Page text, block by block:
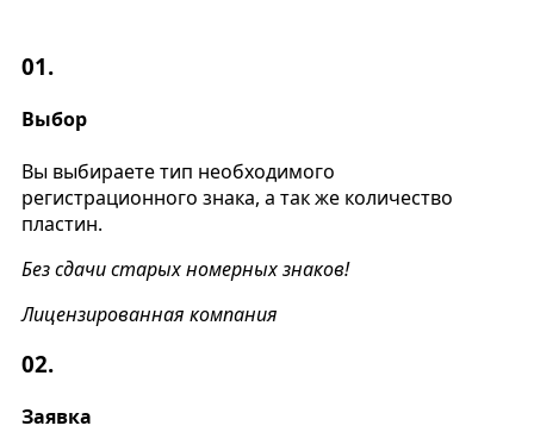
01.
Выбор
Вы выбираете тип необходимого
регистрационного знака, а так же количество
пластин.
Без сдачи старых номерных знаков!
Лицензированная компания
02.
Заявка